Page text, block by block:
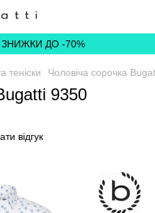
ДО -70%
теніски Чоловіча сорочка
9350
відгук